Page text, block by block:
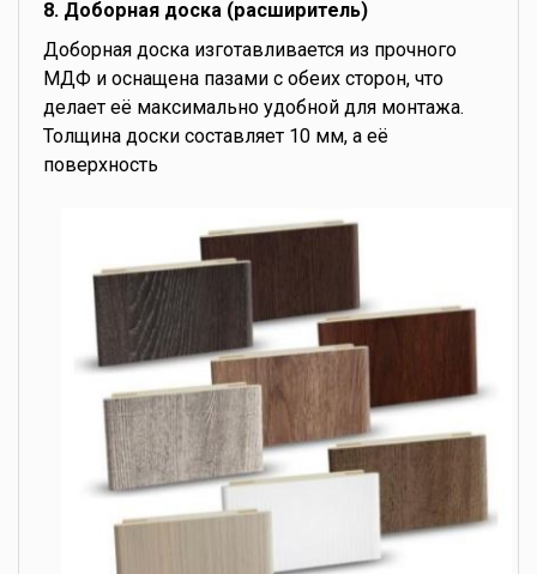
8. Доборная доска (расширитель)
Доборная доска изготавливается из прочного
МДФ и оснащена пазами с обеих сторон, что
делает её максимально удобной для монтажа.
Толщина доски составляет 10 мм, а её
поверхность